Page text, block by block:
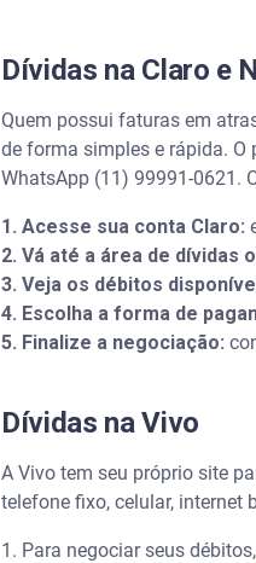
Dívidas na Claro e
Quem possui faturas em
de forma simples e rápida.
WhatsApp (11) 99991-0621.
1. Acesse sua conta Claro:
2. Vá até a área de dívidas
3. Veja os débitos
4. Escolha a forma de
5. Finalize a negociação:
Dívidas na Vivo
A Vivo tem seu próprio site
telefone fixo, celular, internet
1. Para negociar seus